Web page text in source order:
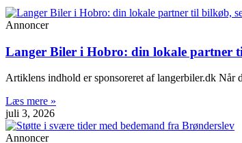
Annoncer
Langer Biler i Hobro: din lokale partner
Artiklens indhold er sponsoreret af langerbiler.dk Når
Læs mere »
juli 3, 2026
Annoncer